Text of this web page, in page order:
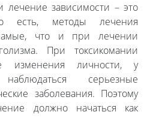
лечение зависимости – это
есть, методы лечения
что и при лечении
При токсикомании
изменения личности, у
серьезные
заболевания. Поэтому
должно начаться как